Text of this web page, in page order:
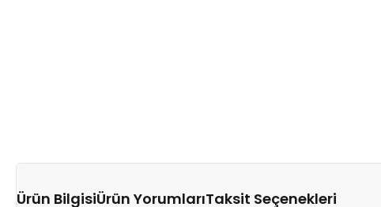
Ürün BilgisiÜrün YorumlarıTaksit Seçenekleri